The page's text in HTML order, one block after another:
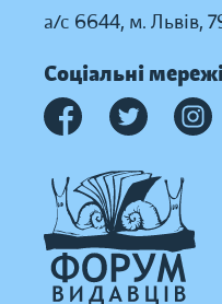
а/с 6644, м. Львів,
Соціальні